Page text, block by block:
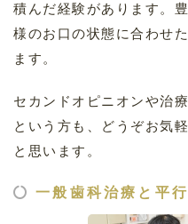
積んだ経験があります。
様のお口の状態に合わせ
ます。
セカンドオピニオンや治
という方も、どうぞお気
と思います。
一般歯科治療と平